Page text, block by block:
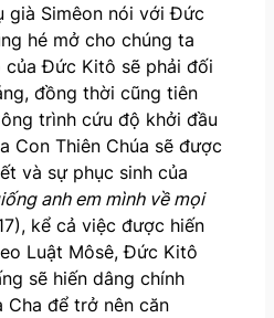
già Simêon nói với Đức
hé mở cho chúng ta
Đức Kitô sẽ phải đối
đồng thời cũng tiên
trình cứu độ khởi đầu
Con Thiên Chúa sẽ được
và sự phục sinh của
anh em mình về mọi
kể cả việc được hiến
Luật Môsê, Đức Kitô
sẽ hiến dâng chính
Cha để trở nên căn